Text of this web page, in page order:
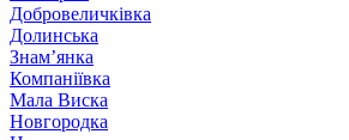
Добровеличківка
Долинська
Знам’янка
Компаніївка
Мала Виска
Новгородка